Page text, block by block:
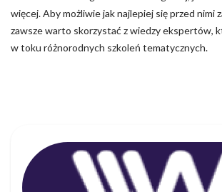
więcej. Aby możliwie jak najlepiej się przed nimi
zawsze warto skorzystać z wiedzy ekspertów,
w toku różnorodnych szkoleń tematycznych.